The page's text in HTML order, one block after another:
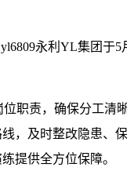
永利YL集团于5
职责，确保分工清
，及时整改隐患、
提供全方位保障。